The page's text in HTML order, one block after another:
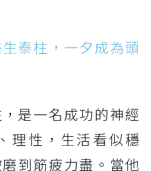
泰柱，一夕成為頭
是一名成功的神經
理性，生活看似穩
到筋疲力盡。當他